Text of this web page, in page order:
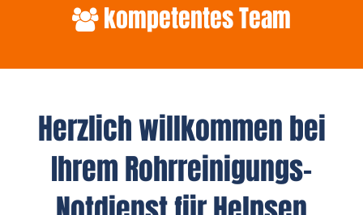
kompetentes Team
Herzlich willkommen bei
Ihrem Rohrreinigungs-